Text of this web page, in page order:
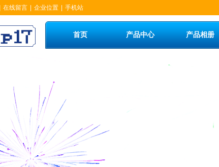
首页 产品中心 产品相册
在线留言 企业位置 手机站